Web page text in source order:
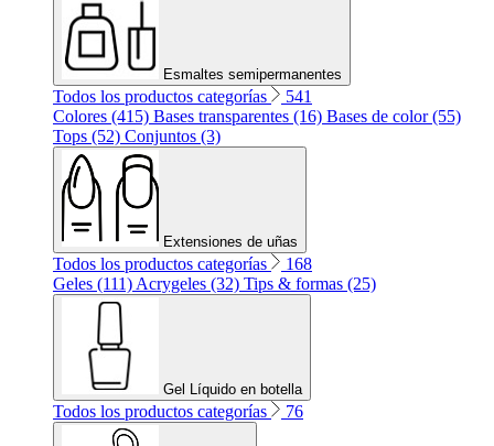
Esmaltes semipermanentes
Todos los productos categorías
541
Colores (415) Bases transparentes (16) Bases de color (55)
Tops (52) Conjuntos (3)
Extensiones de uñas
Todos los productos categorías
168
Geles (111) Acrygeles (32) Tips & formas (25)
Gel Líquido en botella
Todos los productos categorías 76